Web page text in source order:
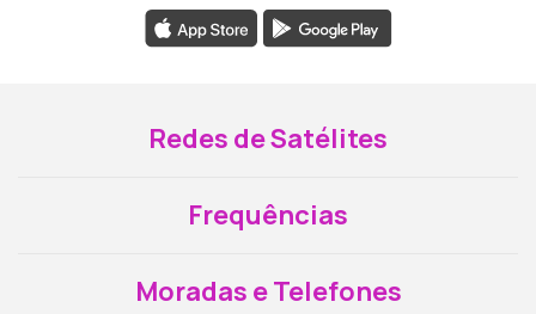
Redes de Satélites
Frequências
Moradas e Telefones